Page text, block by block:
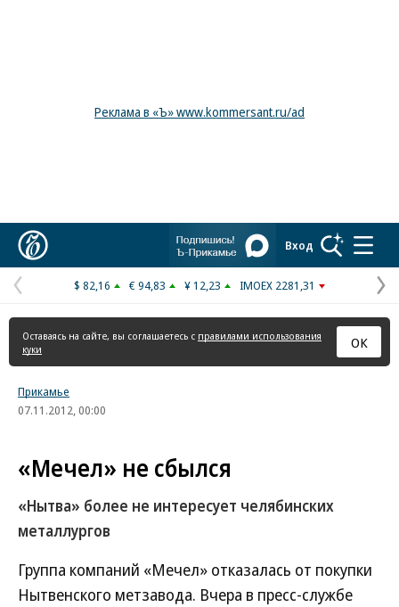
Реклама в «Ъ» www.kommersant.ru/ad
Вход
Предыдущая
страница
$ 82,16 € 94,83 ¥ 12,23 IMOEX 2281,31
Оставаясь на сайте, вы соглашаетесь с правилами использования
куки
ОК
Прикамье
07.11.2012, 00:00
«Мечел» не сбылся
«Нытва» более не интересует челябинских
металлургов
Группа компаний «Мечел» отказалась от покупки
Нытвенского метзавода. Вчера в пресс-службе